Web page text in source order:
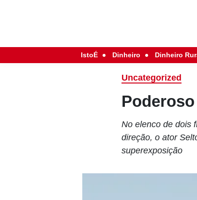
IstoÉ Dinheiro Dinheiro
Uncategorized
No elenco de dois
direção, o ator
superexposição